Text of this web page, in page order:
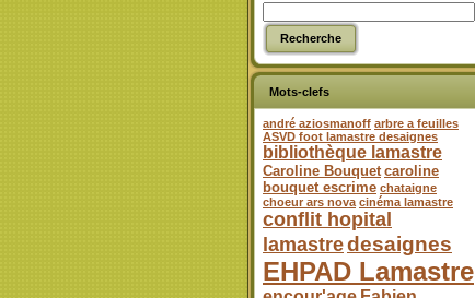
Mots-clefs
andré aziosmanoff arbre a feuilles
ASVD foot lamastre desaignes
bibliothèque lamastre
Caroline Bouquet caroline
bouquet escrime chataigne
choeur ars nova cinéma lamastre
conflit hopital
lamastredesaignes
EHPAD Lamastre